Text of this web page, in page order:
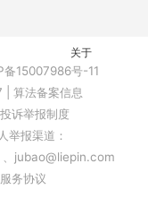
科技创新部招聘
关于